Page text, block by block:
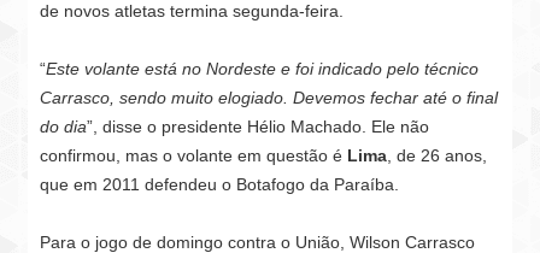
de novos atletas termina segunda-feira.
“Este volante está no Nordeste e foi indicado pelo técnico
Carrasco, sendo muito elogiado. Devemos fechar até o final
do dia”, disse o presidente Hélio Machado. Ele não
confirmou, mas o volante em questão é Lima , de 26 anos,
que em 2011 defendeu o Botafogo da Paraíba.
Para o jogo de domingo contra o União, Wilson Carrasco